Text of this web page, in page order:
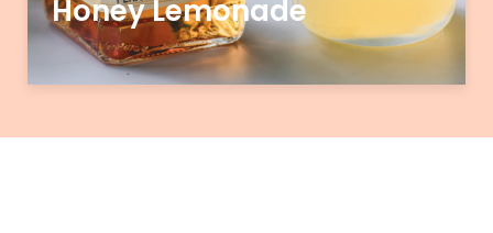
Honey Lemonade